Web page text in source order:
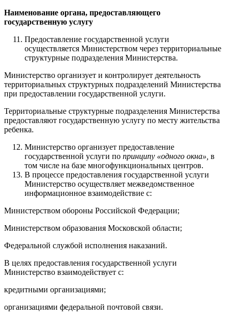
Наименование органа, предоставляющего
государственную услугу
Предоставление государственной услуги
осуществляется Министерством через территориальные
структурные подразделения Министерства.
Министерство организует и контролирует деятельность
территориальных структурных подразделений Министерства
при предоставлении государственной услуги.
Территориальные структурные подразделения Министерства
предоставляют государственную услугу по месту жительства
ребенка.
Министерство организует предоставление
государственной услуги по принципу «одного окна», в
том числе на базе многофункциональных центров.
В процессе предоставления государственной услуги
Министерство осуществляет межведомственное
информационное взаимодействие с:
Министерством обороны Российской Федерации;
Министерством образования Московской области;
Федеральной службой исполнения наказаний.
В целях предоставления государственной услуги
Министерство взаимодействует с:
кредитными организациями;
организациями федеральной почтовой связи.